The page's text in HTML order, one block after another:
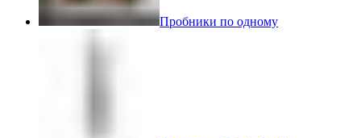
Пробники по одному